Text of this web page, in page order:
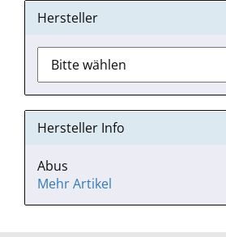
Hersteller
Hersteller Info
Abus
Mehr Artikel